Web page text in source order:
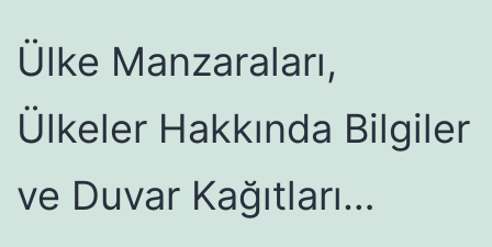
Ülke Manzaraları,
Ülkeler Hakkında Bilgiler
ve Duvar Kağıtları…